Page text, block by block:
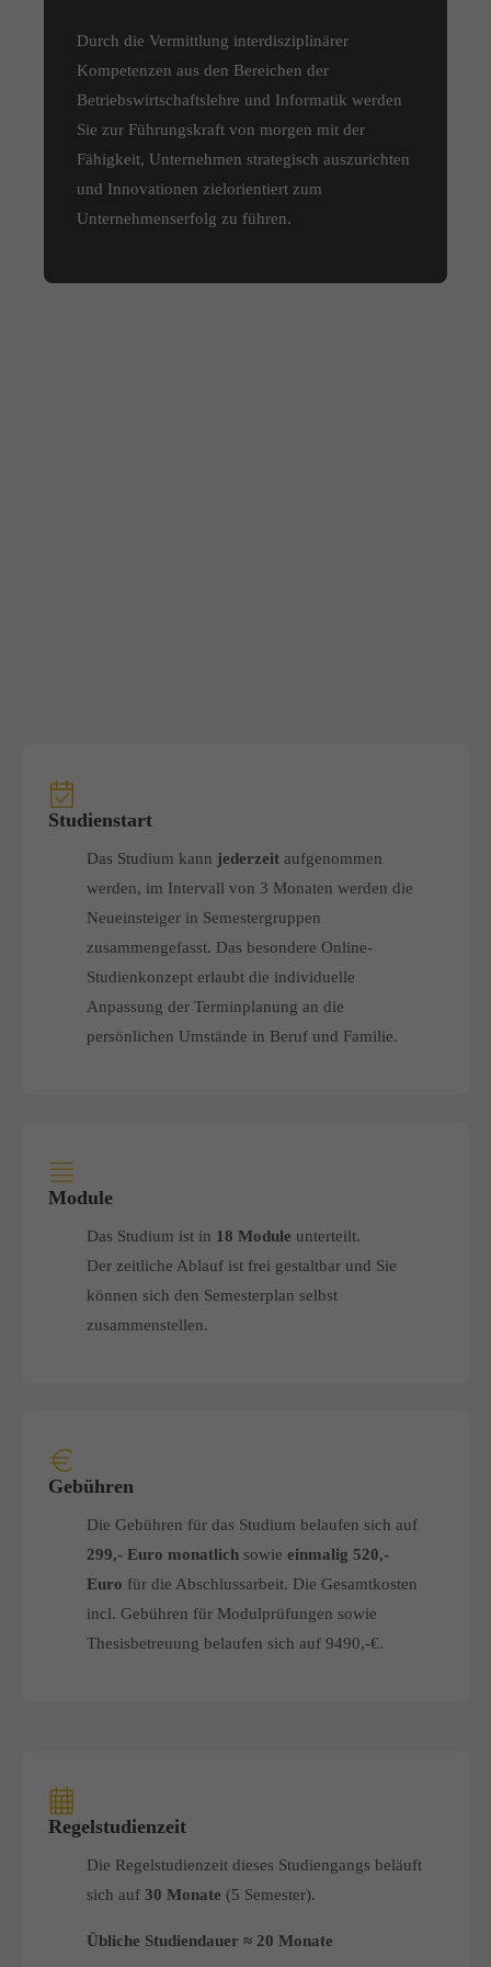
Durch die Vermittlung interdisziplinärer
Kompetenzen aus den Bereichen der
Betriebswirtschaftslehre und Informatik werden
Sie zur Führungskraft von morgen mit der
Fähigkeit, Unternehmen strategisch auszurichten
und Innovationen zielorientiert zum
Unternehmenserfolg zu führen.
Studienstart
Das Studium kann jederzeit aufgenommen
werden, im Intervall von 3 Monaten werden die
Neueinsteiger in Semestergruppen
zusammengefasst. Das besondere Online-
Studienkonzept erlaubt die individuelle
Anpassung der Terminplanung an die
persönlichen Umstände in Beruf und Familie.
Module
Das Studium ist in 18 Module unterteilt.
Der zeitliche Ablauf ist frei gestaltbar und Sie
können sich den Semesterplan selbst
zusammenstellen.
Gebühren
Die Gebühren für das Studium belaufen sich auf
299,- Euro monatlichsowieeinmalig 520,-
Euro für die Abschlussarbeit. Die Gesamtkosten
incl. Gebühren für Modulprüfungen sowie
Thesisbetreuung belaufen sich auf 9490,-€.
Regelstudienzeit
Die Regelstudienzeit dieses Studiengangs beläuft
sich auf30 Monate (5 Semester).
Übliche Studiendauer ≈ 20 Monate